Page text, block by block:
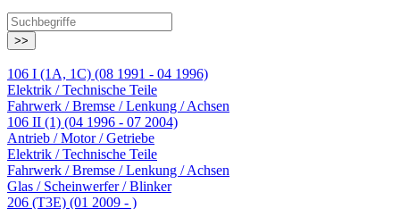
>>
106 I (1A, 1C) (08 1991 - 04 1996)
Elektrik / Technische Teile
Fahrwerk / Bremse / Lenkung / Achsen
106 II (1) (04 1996 - 07 2004)
Antrieb / Motor / Getriebe
Elektrik / Technische Teile
Fahrwerk / Bremse / Lenkung / Achsen
Glas / Scheinwerfer / Blinker
206 (T3E) (01 2009 - )